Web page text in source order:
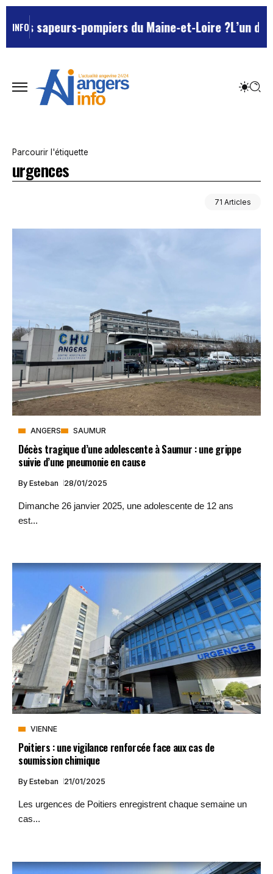
INFO
pompiers du Maine-et-Loire ?L’un des
Parcourir l'étiquette
urgences
71 Articles
ANGERS SAUMUR
Décès tragique d’une adolescente à Saumur : une grippe
suivie d’une pneumonie en cause
By Esteban 28/01/2025
Dimanche 26 janvier 2025, une adolescente de 12 ans
est...
VIENNE
Poitiers : une vigilance renforcée face aux cas de
soumission chimique
By Esteban 21/01/2025
Les urgences de Poitiers enregistrent chaque semaine un
cas...